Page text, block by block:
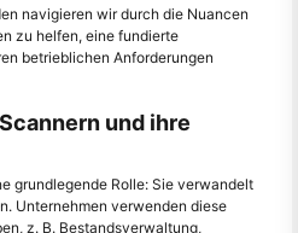
navigieren wir durch die Nuancen
zu helfen, eine fundierte
betrieblichen Anforderungen
und ihre
grundlegende Rolle: Sie verwandelt
Unternehmen verwenden diese
z. B. Bestandsverwaltung,